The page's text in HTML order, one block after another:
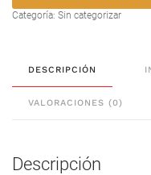
Categoría: Sin categorizar
DESCRIPCIÓN
VALORACIONES (0)
Descripción